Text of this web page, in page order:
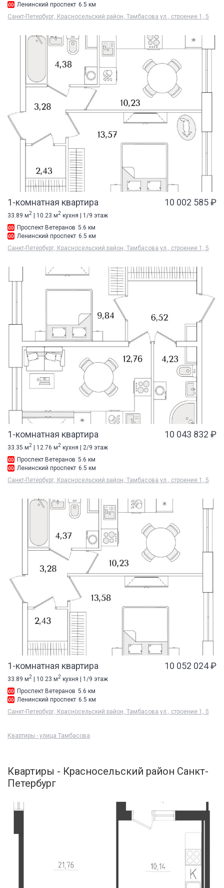
Ленинский проспект 6.5 км
Санкт-Петербург, Красносельский район, Тамбасова ул., строение 1, 5
1-комнатная квартира 10 002 585 ₽
33.89 м2 | 10.23 м2 кухня | 1/9 этаж
Проспект Ветеранов 5.6 км
Ленинский проспект 6.5 км
Санкт-Петербург, Красносельский район, Тамбасова ул., строение 1, 5
1-комнатная квартира 10 043 832 ₽
33.35 м2 | 12.76 м2 кухня | 2/9 этаж
Проспект Ветеранов 5.6 км
Ленинский проспект 6.5 км
Санкт-Петербург, Красносельский район, Тамбасова ул., строение 1, 5
1-комнатная квартира 10 052 024 ₽
33.89 м2 | 10.23 м2 кухня | 1/9 этаж
Проспект Ветеранов 5.6 км
Ленинский проспект 6.5 км
Санкт-Петербург, Красносельский район, Тамбасова ул., строение 1, 5
Квартиры - улица Тамбасова
Квартиры - Красносельский район Санкт-
Петербург